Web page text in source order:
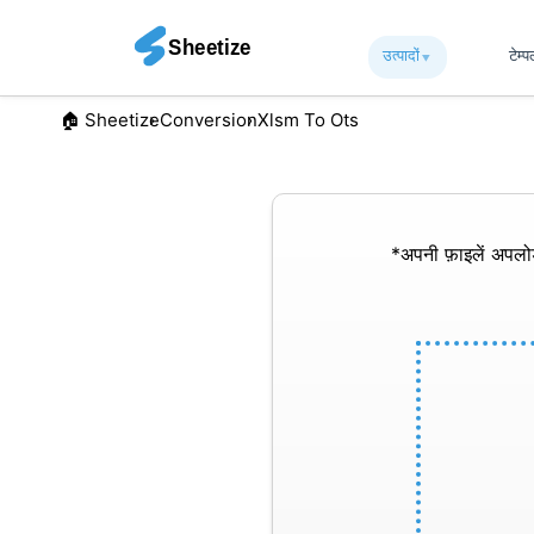
उत्पादों▾︎
🏠︎ SheetizeConversionXlsm To Ots
*अपनी फ़ाइलें